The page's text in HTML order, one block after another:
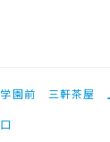
園前 三軒茶屋